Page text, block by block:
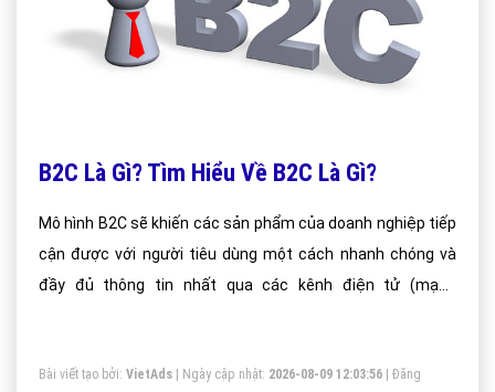
B2C Là Gì? Tìm Hiểu Về B2C Là Gì?
Mô hình B2C sẽ khiến các sản phẩm của doanh nghiệp tiếp
cận được với người tiêu dùng một cách nhanh chóng và
đầy đủ thông tin nhất qua các kênh điện tử (mạng
quả nếu biết cách tận dụng tối đa mà mô hình này mang lại.
Bài viết tạo bởi: VietAds | Ngày cập nhật: 2026-08-09 12:03:56
Đăng